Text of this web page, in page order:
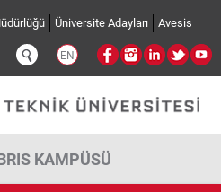
Üniversite Adayları Avesis
EN
KAMPÜSÜ